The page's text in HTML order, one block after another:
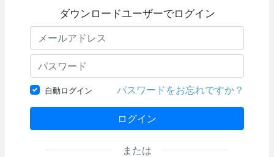
ダウンロードユーザーでログイン
自動ログイン パスワードをお忘れですか？
ログイン
または